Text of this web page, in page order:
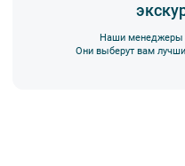
Наши менеджеры
Они выберут вам